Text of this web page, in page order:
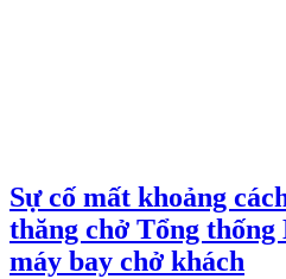
Sự cố mất khoảng
thăng chở Tổng
máy bay chở khách